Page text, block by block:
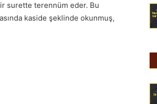
surette terennüm eder. Bu
kaside şeklinde okunmuş,